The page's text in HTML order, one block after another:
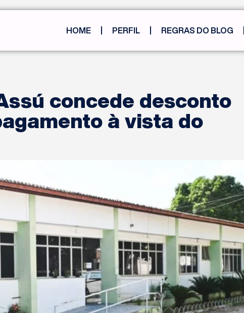
HOME PERFIL REGRAS DO BLOG
concede desconto
à vista do